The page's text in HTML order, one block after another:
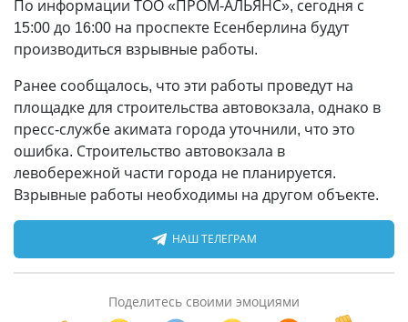
По информации ТОО «ПРОМ-АЛЬЯНС», сегодня с
15:00 до 16:00 на проспекте Есенберлина будут
производиться взрывные работы.
Ранее сообщалось, что эти работы проведут на
площадке для строительства автовокзала, однако в
пресс-службе акимата города уточнили, что это
ошибка. Строительство автовокзала в
левобережной части города не планируется.
Взрывные работы необходимы на другом объекте.
НАШ ТЕЛЕГРАМ
Поделитесь своими эмоциями